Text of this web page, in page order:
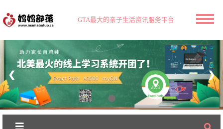
GTA最大的亲子生活资讯服务平台
❮ ❯